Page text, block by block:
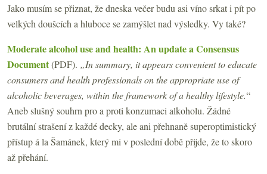
Jako musím se přiznat, že dneska večer budu asi víno srkat i pít po
velkých doušcích a hluboce se zamýšlet nad výsledky. Vy také?
Moderate alcohol use and health: An update a Consensus
Document(PDF). „In summary, it appears convenient to educate
consumers and health professionals on the appropriate use of
alcoholic beverages, within the framework of a healthy lifestyle.“
Aneb slušný souhrn pro a proti konzumaci alkoholu. Žádné
brutální strašení z každé decky, ale ani přehnaně superoptimistický
přístup á la Šamánek, který mi v poslední době přijde, že to skoro
až přehání.